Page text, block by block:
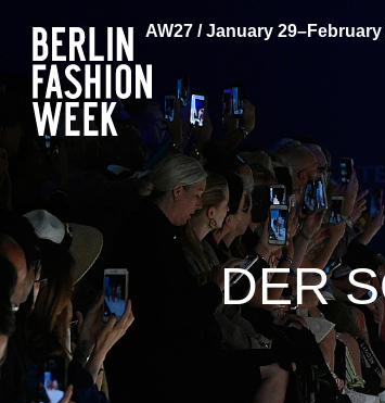
AW27 / January 29–February
DER